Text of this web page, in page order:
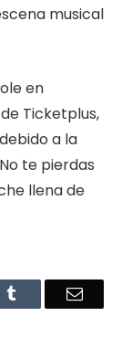
musical
en
Ticketplus,
a la
te pierdas
llena de
Email